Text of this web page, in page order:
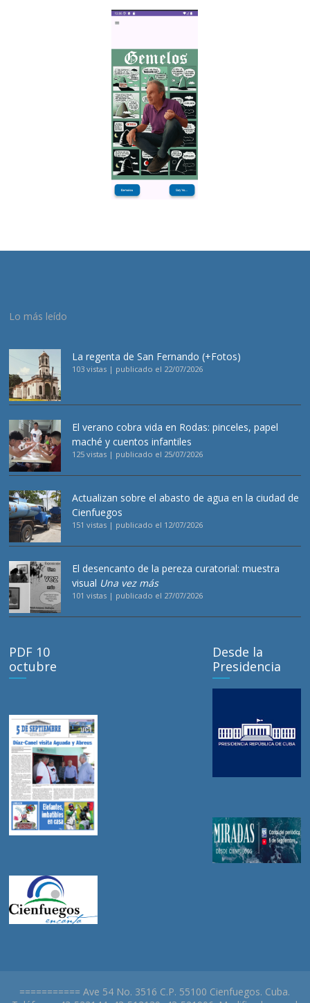
Lo más leído
La regenta de San Fernando (+Fotos)
103 vistas | publicado el 22/07/2026
El verano cobra vida en Rodas: pinceles, papel
maché y cuentos infantiles
125 vistas | publicado el 25/07/2026
Actualizan sobre el abasto de agua en la ciudad de
Cienfuegos
151 vistas | publicado el 12/07/2026
El desencanto de la pereza curatorial: muestra
visual Una vez más
101 vistas | publicado el 27/07/2026
PDF 10
octubre
Desde la
Presidencia
=========== Ave 54 No. 3516 C.P. 55100 Cienfuegos. Cuba.